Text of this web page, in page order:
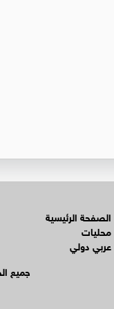
الصفحة الرئيسية
محليات
عربي دولي
© جميع